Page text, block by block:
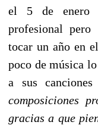
el 5 de enero
profesional
tocar un año en
poco de música
a sus
composiciones
gracias a que